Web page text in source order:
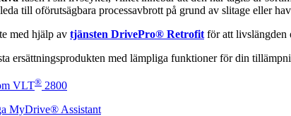
till oförutsägbara processavbrott på grund av slitage eller
med hjälp av tjänsten DrivePro® Retrofit för att livslängden
ersättningsprodukten med lämpliga funktioner för din
VLT® 2800
MyDrive® Assistant